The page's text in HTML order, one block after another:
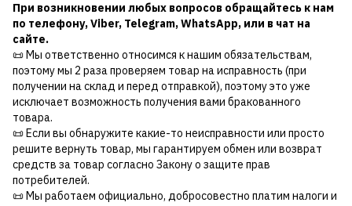
При возникновении любых вопросов обращайтесь к нам
по телефону,Viber, Telegram,WhatsApp, или в чат на
сайте.
📜 Мы ответственно относимся к нашим обязательствам,
поэтому мы 2 раза проверяем товар на исправность (при
получении на склад и перед отправкой), поэтому это уже
исключает возможность получения вами бракованного
товара.
📜 Если вы обнаружите какие-то неисправности или просто
решите вернуть товар, мы гарантируем обмен или возврат
средств за товар согласно Закону о защите прав
потребителей.
📜 Мы работаем официально, добросовестно платим налоги и